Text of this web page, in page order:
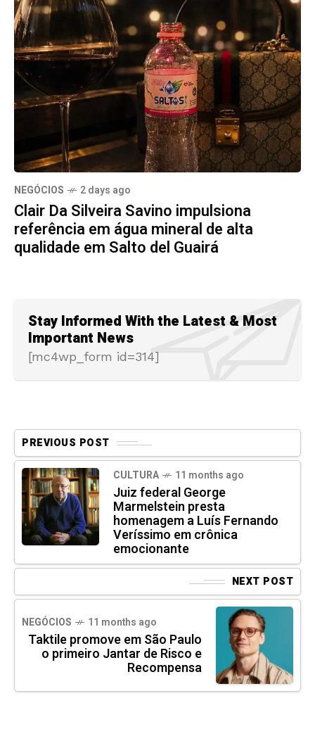
NEGÓCIOS 2 days ago
Clair Da Silveira Savino impulsiona
referência em água mineral de alta
qualidade em Salto del Guairá
Stay Informed With the Latest & Most
Important News
[mc4wp_form id=314]
PREVIOUS POST
CULTURA 11 months ago
Juiz federal George
Marmelstein presta
homenagem a Luís Fernando
Veríssimo em crônica
emocionante
NEXT POST
NEGÓCIOS 11 months ago
Taktile promove em São Paulo
o primeiro Jantar de Risco e
Recompensa